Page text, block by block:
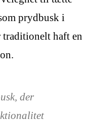
prydbusk i
traditionelt haft en
der